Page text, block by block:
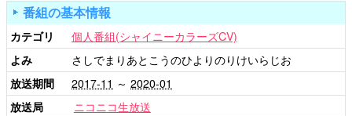
番組の基本情報
カテゴリ
個人番組(シャイニーカラーズCV)
よみ
さしでまりあとこうのひよりのりけいらじお
放送期間
2017-11 ～ 2020-01
放送局
ニコニコ生放送